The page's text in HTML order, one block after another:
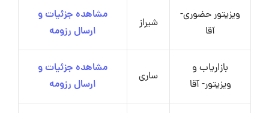
ویزیتور حضوری-
آقا
شیراز
مشاهده جزئیات و
ارسال رزومه
بازاریاب و
ویزیتور- آقا
ساری
مشاهده جزئیات و
ارسال رزومه